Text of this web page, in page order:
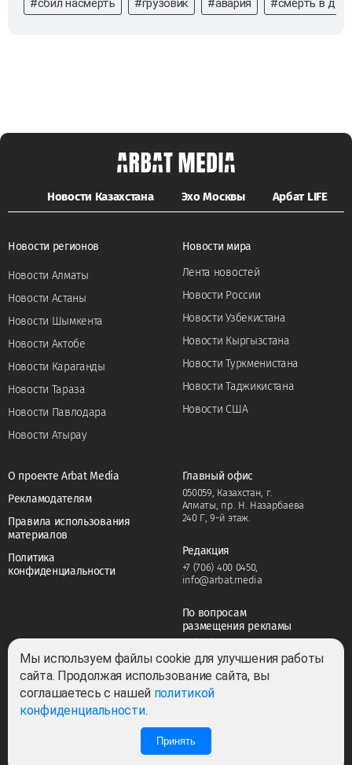
#сбил насмерть #грузовик #авария #смерть в дтп
Новости Казахстана Эхо Москвы Арбат LIFE
Новости регионов
Новости Алматы
Новости Астаны
Новости Шымкента
Новости Актобе
Новости Караганды
Новости Тараза
Новости Павлодара
Новости Атырау
Новости мира
Лента новостей
Новости России
Новости Узбекистана
Новости Кыргызстана
Новости Туркменистана
Новости Таджикистана
Новости США
О проекте Arbat Media
Рекламодателям
Правила использования
материалов
Политика
конфиденциальности
Главный офис
050059, Казахстан, г.
Алматы, пр. Н. Назарбаева
240 Г, 9-й этаж.
Редакция
+7 (706) 400 0450,
info@arbat.media
По вопросам
размещения рекламы
adv@arbat.media
Все права защищены ©2022-2026. Собственник — ТОО «ARBAT MEDIA
Мы используем файлы cookie для улучшения работы
сайта. Продолжая использование сайта, вы
соглашаетесь с нашей политикой
конфиденциальности.
Принять